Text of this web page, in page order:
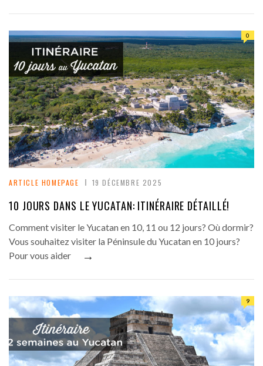
0
ARTICLE HOMEPAGE 19 DÉCEMBRE 2025
10 JOURS DANS LE YUCATAN: ITINÉRAIRE DÉTAILLÉ!
Comment visiter le Yucatan en 10, 11 ou 12 jours? Où dormir?
Vous souhaitez visiter la Péninsule du Yucatan en 10 jours?
Pour vous aider
→
9